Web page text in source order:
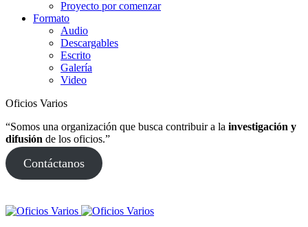
Proyecto por comenzar
Formato
Audio
Descargables
Escrito
Galería
Video
Oficios Varios
“Somos una organización que busca contribuir a la investigación y
difusión de los oficios.”
Contáctanos